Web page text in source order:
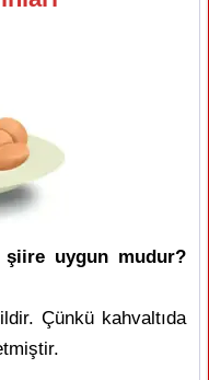
şiire uygun mudur?
Çünkü kahvaltıda